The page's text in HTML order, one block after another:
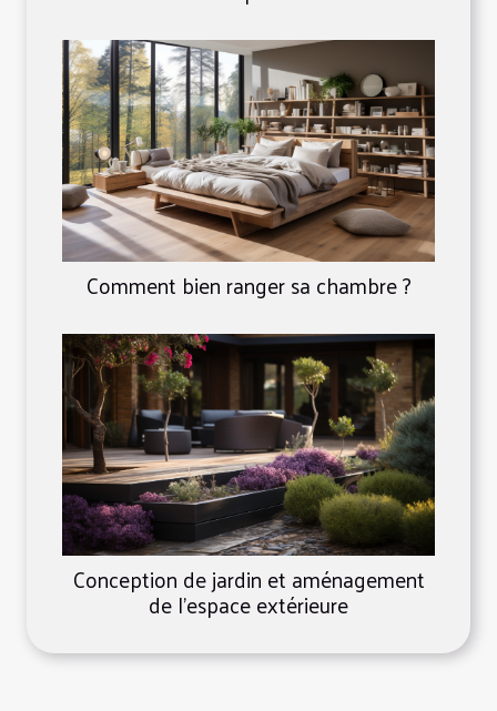
Comment bien ranger sa chambre ?
Conception de jardin et aménagement
de l’espace extérieure